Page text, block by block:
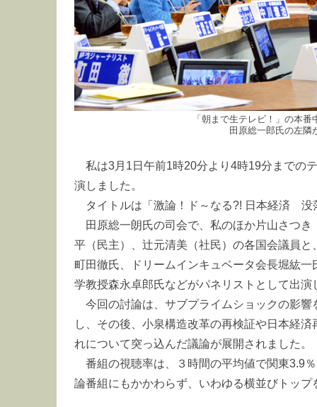
「朝まで生テレビ！」の本
田原総一郎氏の左隣
私は3月1日午前1時20分より4時19分までの
演しました。
タイトルは「激論！ド～なる?! 日本経済 没
田原総一朗氏の司会で、私のほか片山さつ
平（民主）、辻元清美（社民）の各国会議員
町田徹氏、ドリームインキュベータ会長堀紘
学教授森永卓郎氏などがパネリストとして出演
今回の討論は、サブプライムショックの影
し、その後、小泉構造改革の再検証や日本経
れについて突っ込んだ議論が展開されました。
番組の視聴率は、３時間の平均値で関東3.9
論番組にもかかわらず、いわゆる横並びトッ